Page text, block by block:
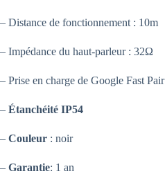
– Distance de fonctionnement : 10m
– Impédance du haut-parleur : 32Ω
– Prise en charge de Google Fast Pair
– Étanchéité IP54
– Couleur : noir
– Garantie: 1 an